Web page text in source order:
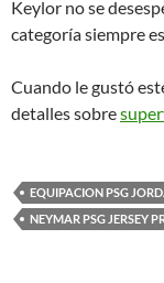
Keylor no se
categoría siempre
Cuando le gustó
detalles sobre
EQUIPACION PSG
NEYMAR PSG JERSEY